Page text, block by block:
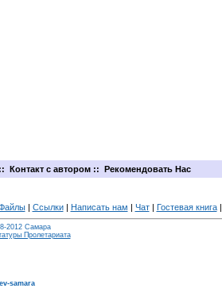
:: Контакт с автором :: Рекомендовать Нас
| Ссылки| Написать нам | Чат| Гостевая книга|
2012 Самара
Пролетариата
samara